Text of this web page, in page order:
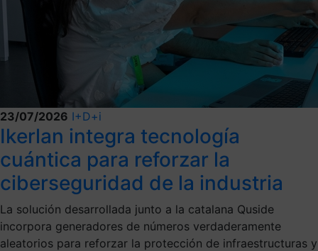
23/07/2026 I+D+i
Ikerlan integra tecnología
cuántica para reforzar la
ciberseguridad de la industria
La solución desarrollada junto a la catalana Quside
incorpora generadores de números verdaderamente
aleatorios para reforzar la protección de infraestructuras y